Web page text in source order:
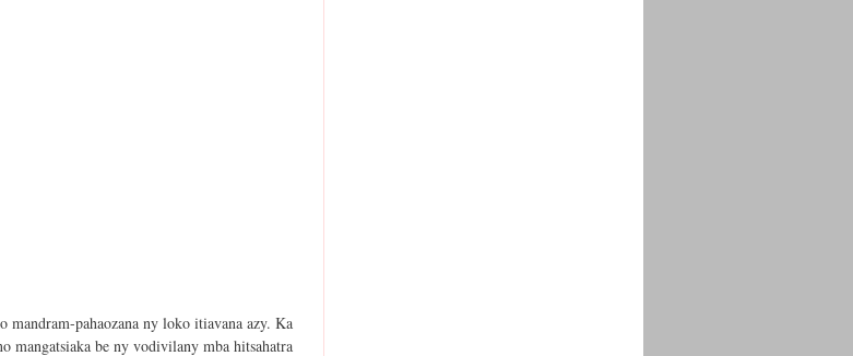
pahaozana ny loko itiavana azy. Ka
mangatsiaka be ny vodivilany mba hitsahatra